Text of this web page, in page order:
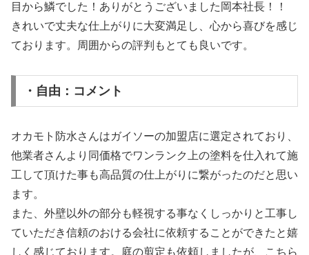
目から鱗でした！ありがとうございました岡本社長！！
きれいで丈夫な仕上がりに大変満足し、心から喜びを感じ
ております。周囲からの評判もとても良いです。
・自由：コメント
オカモト防水さんはガイソーの加盟店に選定されており、
他業者さんより同価格でワンランク上の塗料を仕入れて施
工して頂けた事も高品質の仕上がりに繋がったのだと思い
ます。
また、外壁以外の部分も軽視する事なくしっかりと工事し
ていただき信頼のおける会社に依頼することができたと嬉
しく感じております。庭の剪定も依頼しましたが、こちら